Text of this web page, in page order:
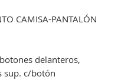
CAMISA-PANTALÓN
delanteros,
sup. c/botón